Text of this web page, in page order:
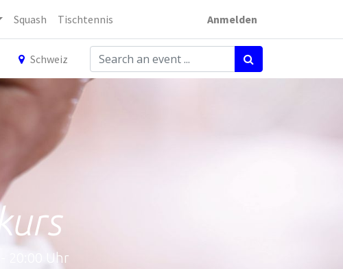
Squash Tischtennis Anmelden
Schweiz
20:00 Uhr